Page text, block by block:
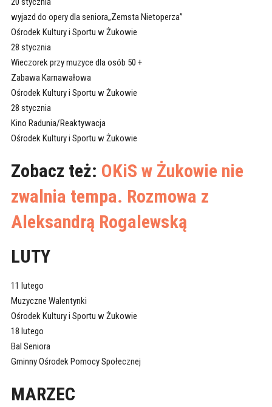
wyjazd do opery dla seniora„Zemsta Nietoperza”
Ośrodek Kultury i Sportu w Żukowie
28 stycznia
Wieczorek przy muzyce dla osób 50 +
Zabawa Karnawałowa
Ośrodek Kultury i Sportu w Żukowie
28 stycznia
Kino Radunia/Reaktywacja
Ośrodek Kultury i Sportu w Żukowie
Zobacz też: OKiS w Żukowie nie
zwalnia tempa. Rozmowa z
Aleksandrą Rogalewską
LUTY
11 lutego
Muzyczne Walentynki
Ośrodek Kultury i Sportu w Żukowie
18 lutego
Bal Seniora
Gminny Ośrodek Pomocy Społecznej
MARZEC